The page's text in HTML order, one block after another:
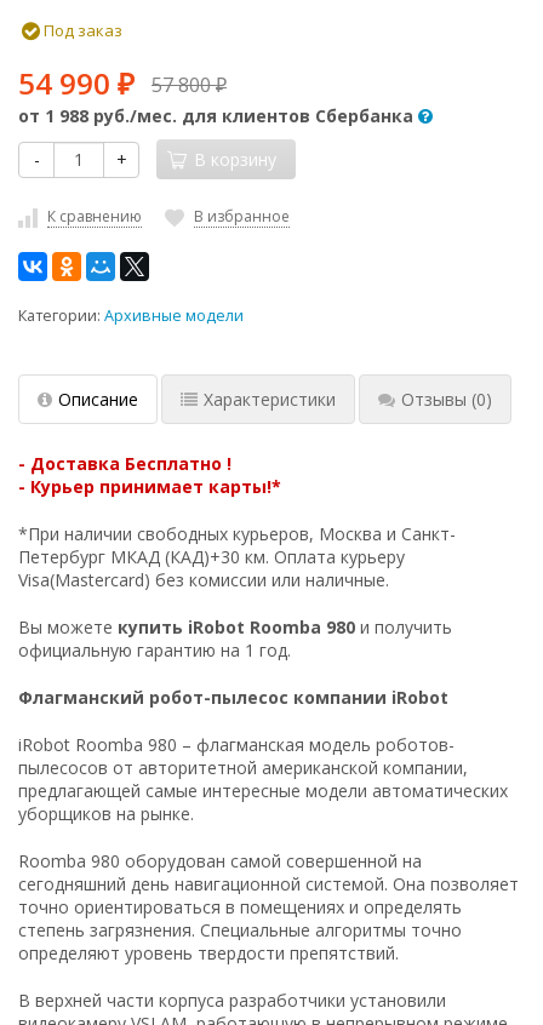
Под заказ
54 990 ₽ 57 800₽
от 1 988 руб./мес. для клиентов Сбербанка
-
+ В корзину
К сравнению В избранное
Категории: Архивные модели
Описание Характеристики Отзывы (0)
- Доставка Бесплатно !
- Курьер принимает карты!*
*При наличии свободных курьеров, Москва и Санкт-
Петербург МКАД (КАД)+30 км. Оплата курьеру
Visa(Mastercard) без комиссии или наличные.
Вы можете купить iRobot Roomba 980 и получить
официальную гарантию на 1 год.
Флагманский робот-пылесос компании iRobot
iRobot Roomba 980 – флагманская модель роботов-
пылесосов от авторитетной американской компании,
предлагающей самые интересные модели автоматических
уборщиков на рынке.
Roomba 980 оборудован самой совершенной на
сегодняшний день навигационной системой. Она позволяет
точно ориентироваться в помещениях и определять
степень загрязнения. Специальные алгоритмы точно
определяют уровень твердости препятствий.
В верхней части корпуса разработчики установили